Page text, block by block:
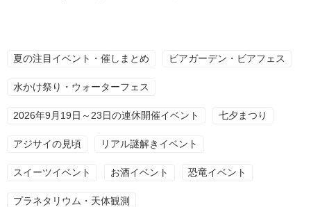
夏の注目イベント・催しまとめ ビアガーデン・ビアフェス
水かけ祭り・ウォーターフェス
2026年9月19日～23日の連休開催イベント 七夕まつり
アジサイの見頃 リアル謎解きイベント
スイーツイベント お酒イベント 恐竜イベント
プラネタリウム・天体観測